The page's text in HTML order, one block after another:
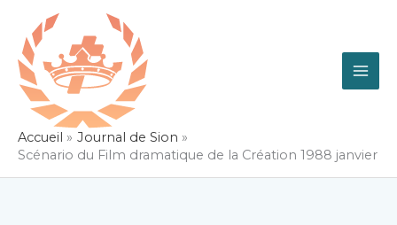
contenu
Accueil
Journal de Sion
Scénario du Film dramatique de la Création 1988 janvier